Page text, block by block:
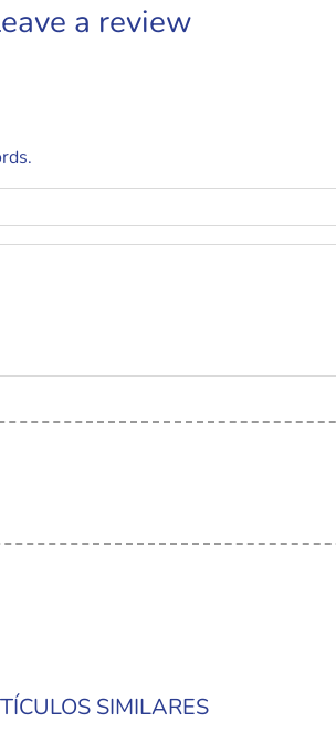
a review
SIMILARES